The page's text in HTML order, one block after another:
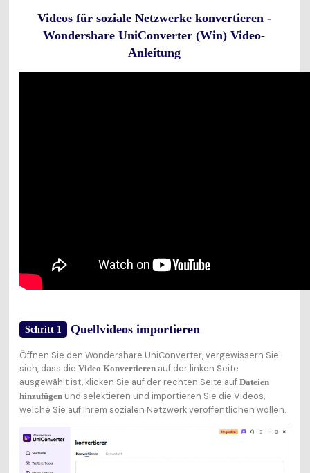
Videos für soziale Netzwerke konvertieren -
Wondershare UniConverter (Win) Video-
Anleitung
Schritt 1 Quellvideos importieren
Öffnen Sie den Wondershare UniConverter, vergewissern Sie
sich, dass die Video Konvertierenauf der linken Seite
ausgewählt ist, klicken Sie auf der rechten Seite auf Dateien
hinzufügenund selektieren und importieren Sie die Videos,
welche Sie auf Ihrem sozialen Netzwerk veröffentlichen wollen.